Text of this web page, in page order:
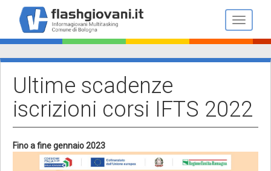
contenuto
principale
Toggle
Ultime scadenze
iscrizioni corsi IFTS 2022
Fino a fine gennaio 2023